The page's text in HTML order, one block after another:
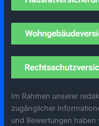
Im Rahmen unserer
zugänglicher
und Bewertungen haben